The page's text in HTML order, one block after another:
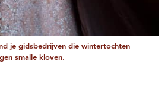
je gidsbedrijven die wintertochten
smalle kloven.